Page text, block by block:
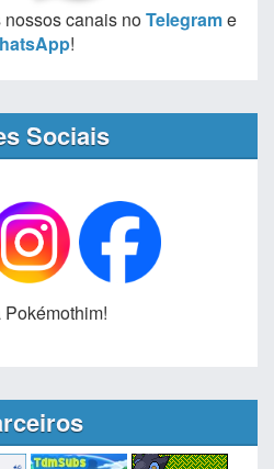
canais noTelegrame
!
Sociais